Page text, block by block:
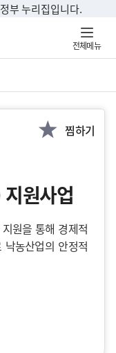
부 누리집입니다.
전체메뉴
찜하기
원사업
원을 통해 경제적
농산업의 안정적